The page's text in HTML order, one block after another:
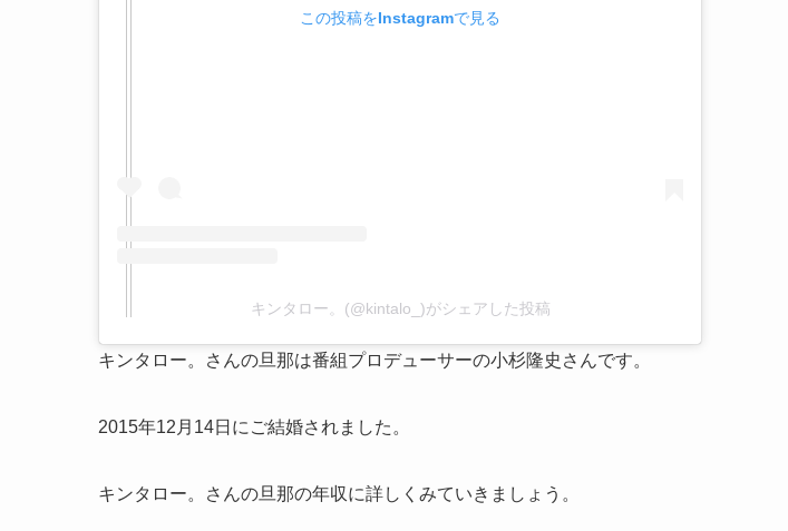
この投稿をInstagramで見る
キンタロー。(@kintalo_)がシェアした投稿
キンタロー。さんの旦那は番組プロデューサーの小杉隆史さんです。
2015年12月14日にご結婚されました。
キンタロー。さんの旦那の年収に詳しくみていきましょう。